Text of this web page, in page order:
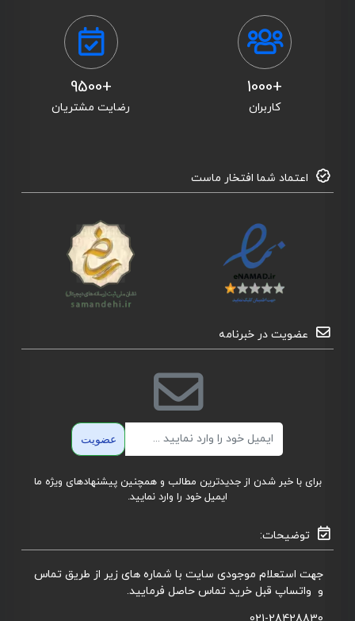
+1000
کاربران
+9500
رضایت مشتریان
اعتماد شما افتخار ماست
عضویت در خبرنامه
عضویت
برای با خبر شدن از جدیدترین مطالب و همچنین پیشنهادهای ویژه ما
ایمیل خود را وارد نمایید.
توضیحات:
جهت استعلام موجودی سایت با شماره های زیر از طریق تماس
و واتساپ قبل خرید تماس حاصل فرمایید.